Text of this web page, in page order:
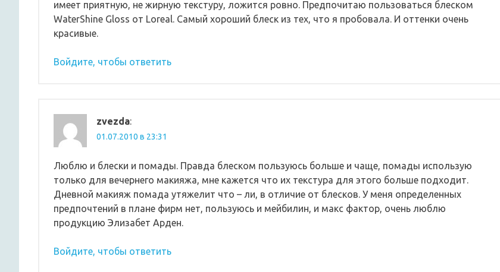
имеет приятную, не жирную текстуру, ложится ровно. Предпочитаю пользоваться блеском
WaterShine Gloss от Loreal. Самый хороший блеск из тех, что я пробовала. И оттенки очень
красивые.
Войдите, чтобы ответить
zvezda:
01.07.2010 в 23:31
Люблю и блески и помады. Правда блеском пользуюсь больше и чаще, помады использую
только для вечернего макияжа, мне кажется что их текстура для этого больше подходит.
Дневной макияж помада утяжелит что – ли, в отличие от блесков. У меня определенных
предпочтений в плане фирм нет, пользуюсь и мейбилин, и макс фактор, очень люблю
продукцию Элизабет Арден.
Войдите, чтобы ответить